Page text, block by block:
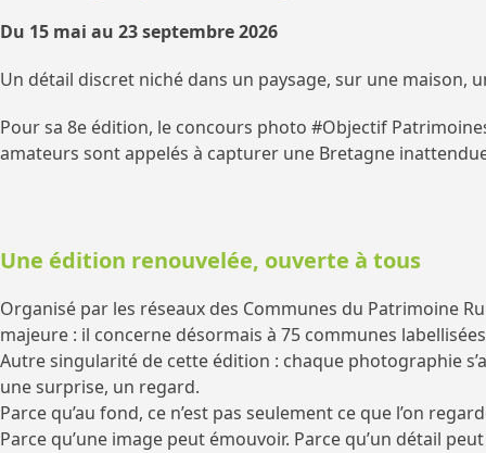
Du 15 mai au 23 septembre 2026
Un détail discret niché dans un paysage, sur une maison,
Pour sa 8e édition, le concours photo #Objectif
amateurs sont appelés à capturer une Bretagne
Une édition renouvelée, ouverte à tous
Organisé par les réseaux des Communes du Patrimoine
majeure : il concerne désormais à 75 communes
Autre singularité de cette édition : chaque photographie
une surprise, un regard.
Parce qu’au fond, ce n’est pas seulement ce que l’on
Parce qu’une image peut émouvoir. Parce qu’un détail